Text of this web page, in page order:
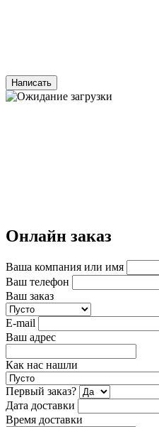
Написать
Онлайн заказ
Ваша компания или имя
Ваш телефон
Ваш заказ
E-mail
Ваш адрес
Как нас нашли
Первый заказ?
Дата доставки
Время доставки